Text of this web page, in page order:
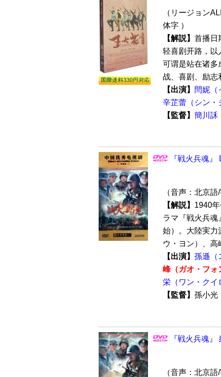
（リージョン
体字 ）
【解説】 首播日
轻喜剧开路，以
可谓是站在诸多
战、喜剧、励志
【出演】
閆妮（
辛芷蕾（シン・
【監督】 簡川訸
『戦火兵魂
（音声：北京
【解説】 1940
ラマ『戦火兵
始）。大陸実
ウ・ヨン）、高
【出演】 孫遜（
峰（ガオ・フォ
栄（ワン・クイ
【監督】 孫小
『戦火兵魂
（音声：北京